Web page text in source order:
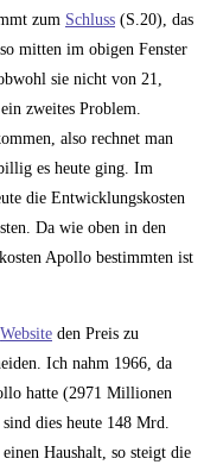
zum Schluss (S.20), das
mitten im obigen Fenster
sie nicht von 21,
zweites Problem.
also rechnet man
es heute ging. Im
die Entwicklungskosten
Da wie oben in den
Apollo bestimmten ist
Website den Preis zu
Ich nahm 1966, da
hatte (2971 Millionen
dies heute 148 Mrd.
Haushalt, so steigt die